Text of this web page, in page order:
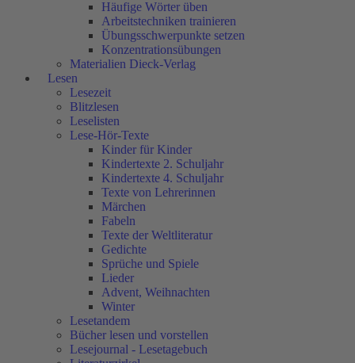
Häufige Wörter üben
Arbeitstechniken trainieren
Übungsschwerpunkte setzen
Konzentrationsübungen
Materialien Dieck-Verlag
Lesen
Lesezeit
Blitzlesen
Leselisten
Lese-Hör-Texte
Kinder für Kinder
Kindertexte 2. Schuljahr
Kindertexte 4. Schuljahr
Texte von Lehrerinnen
Märchen
Fabeln
Texte der Weltliteratur
Gedichte
Sprüche und Spiele
Lieder
Advent, Weihnachten
Winter
Lesetandem
Bücher lesen und vorstellen
Lesejournal - Lesetagebuch